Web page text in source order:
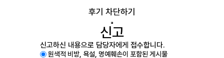
후기 차단하기
신고
신고하신 내용으로 담당자에게 접수합니다.
원색적 비방, 욕설, 명예훼손이 포함된 게시물